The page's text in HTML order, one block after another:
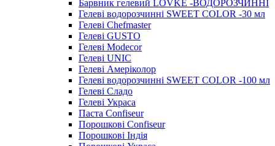
Барвник гелевий LOVKE -ВОДОРОЗЧИННІ
Гелеві водорозчинні SWEET COLOR -30 мл
Гелеві Chefmaster
Гелеві GUSTO
Гелеві Modecor
Гелеві UNIC
Гелеві Амеріколор
Гелеві водорозчинні SWEET COLOR -100 мл
Гелеві Сладо
Гелеві Украса
Паста Confiseur
Порошкові Confiseur
Порошкові Індія